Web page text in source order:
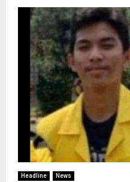
Headline News